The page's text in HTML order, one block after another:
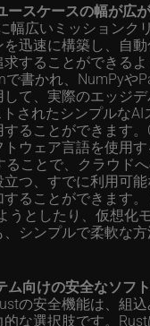
ースケースの幅が広が
幅広いミッションク
迅速に構築し、自
することができるよ
で書かれ、NumPyや
て、実際のエッジ
されたシンプルなAI
ることができます
ウェア言語を使用す
ることで、クラウド
つ、すでに利用可
することができます
うとしたり、仮想化
シンプルで柔軟な方
ム向けの安全なソフ
の安全機能は、組
的な選択肢です。